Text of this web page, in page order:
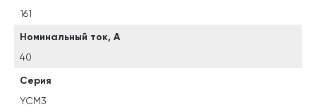
161
Номинальный ток, А
40
Серия
YCM3